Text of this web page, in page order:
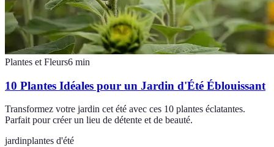
Plantes et Fleurs6 min
10 Plantes Idéales pour un Jardin d'Été Éblouissant
Transformez votre jardin cet été avec ces 10 plantes éclatantes.
Parfait pour créer un lieu de détente et de beauté.
jardinplantes d'été